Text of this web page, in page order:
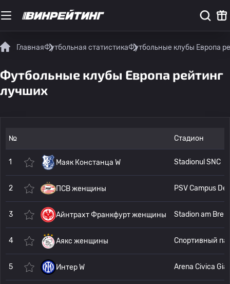
ГлавнаяФутбольная статистикаФутбольные клубы Европа
Футбольные клубы Европа рейтинг
лучших
№ Стадион
1 Маяк Констанца W Stadionul SNC
2 ПСВ женщины
3 Айнтрахт Франкфурт женщины
4 Аякс женщины
5 Интер W